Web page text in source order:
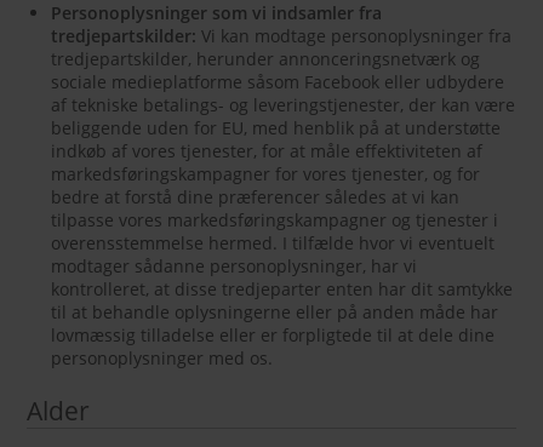
Personoplysninger som vi indsamler fra
tredjepartskilder: Vi kan modtage personoplysninger fra
tredjepartskilder, herunder annonceringsnetværk og
sociale medieplatforme såsom Facebook eller udbydere
af tekniske betalings- og leveringstjenester, der kan være
beliggende uden for EU, med henblik på at understøtte
indkøb af vores tjenester, for at måle effektiviteten af
markedsføringskampagner for vores tjenester, og for
bedre at forstå dine præferencer således at vi kan
tilpasse vores markedsføringskampagner og tjenester i
overensstemmelse hermed. I tilfælde hvor vi eventuelt
modtager sådanne personoplysninger, har vi
kontrolleret, at disse tredjeparter enten har dit samtykke
til at behandle oplysningerne eller på anden måde har
lovmæssig tilladelse eller er forpligtede til at dele dine
personoplysninger med os.
Alder